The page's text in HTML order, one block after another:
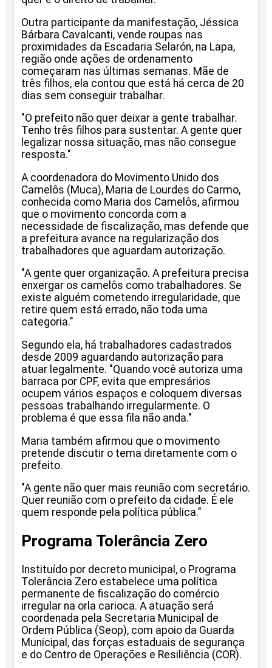
Outra participante da manifestação, Jéssica
Bárbara Cavalcanti, vende roupas nas
proximidades da Escadaria Selarón, na Lapa,
região onde ações de ordenamento
começaram nas últimas semanas. Mãe de
três filhos, ela contou que está há cerca de 20
dias sem conseguir trabalhar.
"O prefeito não quer deixar a gente trabalhar.
Tenho três filhos para sustentar. A gente quer
legalizar nossa situação, mas não consegue
resposta."
A coordenadora do Movimento Unido dos
Camelôs (Muca), Maria de Lourdes do Carmo,
conhecida como Maria dos Camelôs, afirmou
que o movimento concorda com a
necessidade de fiscalização, mas defende que
a prefeitura avance na regularização dos
trabalhadores que aguardam autorização.
"A gente quer organização. A prefeitura precisa
enxergar os camelôs como trabalhadores. Se
existe alguém cometendo irregularidade, que
retire quem está errado, não toda uma
categoria."
Segundo ela, há trabalhadores cadastrados
desde 2009 aguardando autorização para
atuar legalmente. "Quando você autoriza uma
barraca por CPF, evita que empresários
ocupem vários espaços e coloquem diversas
pessoas trabalhando irregularmente. O
problema é que essa fila não anda."
Maria também afirmou que o movimento
pretende discutir o tema diretamente com o
prefeito.
"A gente não quer mais reunião com secretário.
Quer reunião com o prefeito da cidade. É ele
quem responde pela política pública."
Programa Tolerância Zero
Instituído por decreto municipal, o Programa
Tolerância Zero estabelece uma política
permanente de fiscalização do comércio
irregular na orla carioca. A atuação será
coordenada pela Secretaria Municipal de
Ordem Pública (Seop), com apoio da Guarda
Municipal, das forças estaduais de segurança
e do Centro de Operações e Resiliência (COR).